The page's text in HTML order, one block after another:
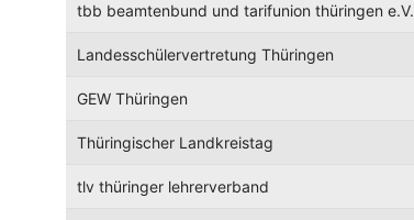
tbb beamtenbund und tarifunion thüringen e.V.
Landesschülervertretung Thüringen
GEW Thüringen
Thüringischer Landkreistag
tlv thüringer lehrerverband